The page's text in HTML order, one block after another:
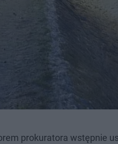
prokuratora wstępnie